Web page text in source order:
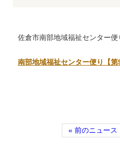
佐倉市南部地域福祉センター
南部地域福祉センター便り【第
« 前のニュース